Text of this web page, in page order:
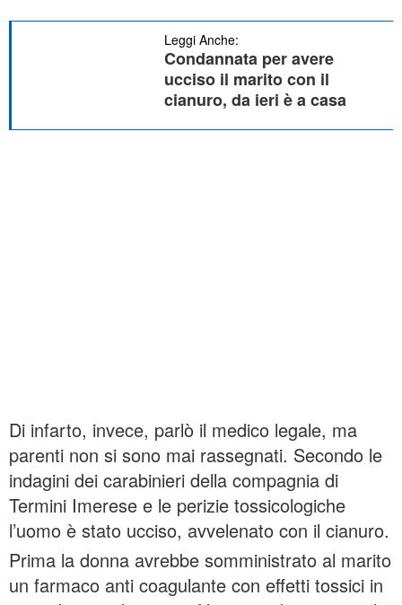
Leggi Anche:
Condannata per avere
ucciso il marito con il
cianuro, da ieri è a casa
Di infarto, invece, parlò il medico legale, ma
parenti non si sono mai rassegnati. Secondo le
indagini dei carabinieri della compagnia di
Termini Imerese e le perizie tossicologiche
l’uomo è stato ucciso, avvelenato con il cianuro.
Prima la donna avrebbe somministrato al marito
un farmaco anti coagulante con effetti tossici in